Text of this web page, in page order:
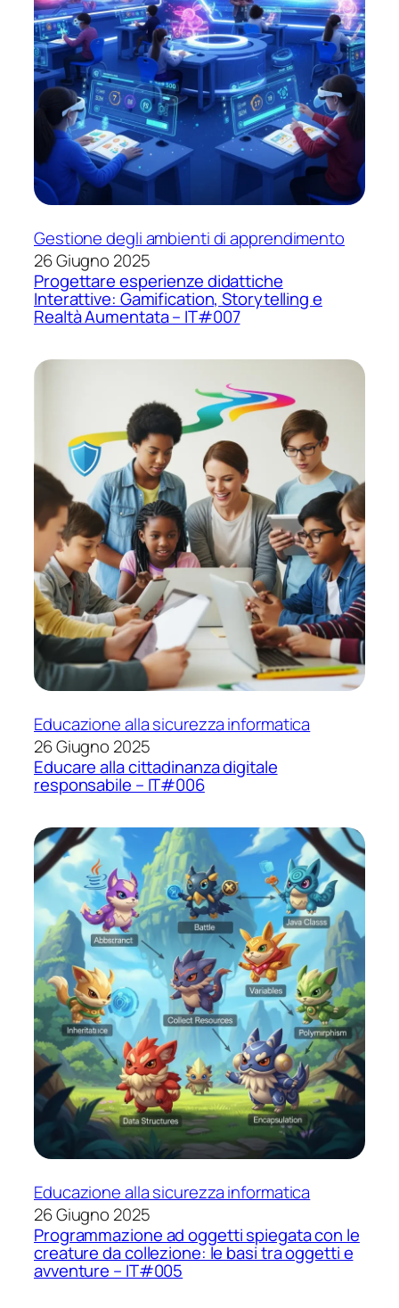
Gestione degli ambienti di apprendimento
26 Giugno 2025
Progettare esperienze didattiche
Interattive: Gamification, Storytelling e
Realtà Aumentata – IT#007
Educazione alla sicurezza informatica
26 Giugno 2025
Educare alla cittadinanza digitale
responsabile – IT#006
Educazione alla sicurezza informatica
26 Giugno 2025
Programmazione ad oggetti spiegata con le
creature da collezione: le basi tra oggetti e
avventure – IT#005